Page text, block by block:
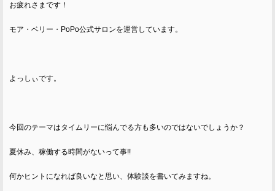
お疲れさまです！
モア・ベリー・PoPo公式サロンを運営しています。
よっしぃです。
今回のテーマはタイムリーに悩んでる方も多いのではないでしょうか？
夏休み、稼働する時間がないって事!!
何かヒントになれば良いなと思い、体験談を書いてみますね。